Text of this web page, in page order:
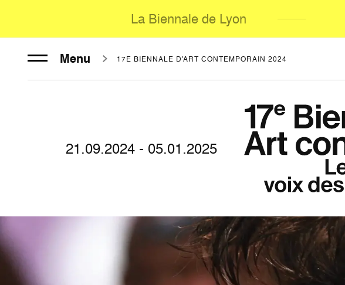
La Biennale de Lyon
Menu 17E BIENNALE D'ART CONTEMPORAIN 2024
21.09.2024 - 05.01.2025